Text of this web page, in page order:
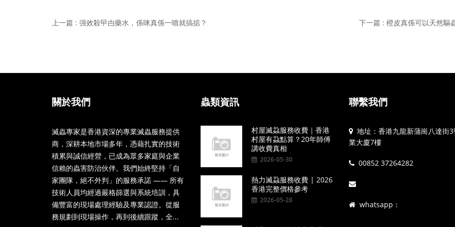
上一篇 : 强效殺曱甴藥水，係咪真係一噴就搞掂？ 下一篇 : 橙皮真係可以天然驅
關於我們
滅蟲專家是香港資深的專業滅蟲服務提供
商，深耕本地市場多年，憑藉扎實的技術
積累與誠信經營，已成為眾多家庭與企業
信賴的蟲害防治伙伴。我們始終堅持「自
家團隊，絕不外判」的服務承諾 —— 所有
技術人員均經過嚴格篩選與系統培訓，具
備豐富的現場處理經驗及專業認證。從服
務規劃到現場操作，再到後續跟蹤，全...
蟲類資訊
村屋滅蝨服務收費｜香港
村屋有蝨點算？20年師傅
講收費真相
2026-05-30
熱力滅蝨服務收費 | 2026
香港完整價格參考
2026-05-28
聯繫我們
地址：香港九龍新蒲崗八達街
業大廈7樓
00852 37264282
whatsapp：